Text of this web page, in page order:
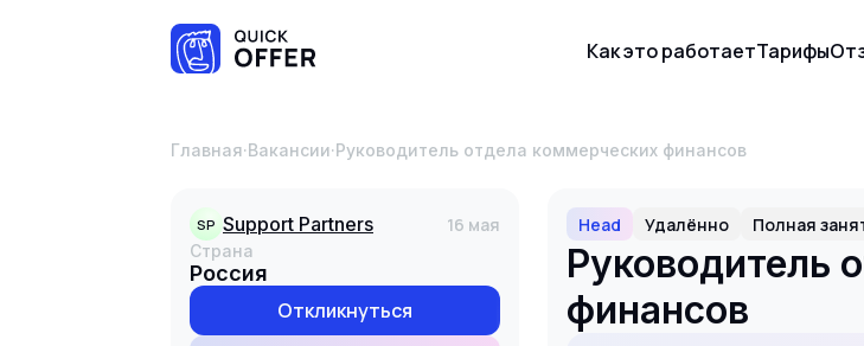
Как это работаетТарифы
Главная·Вакансии· Руководитель отдела коммерческих финансов
SP Support Partners 16 мая
Страна
Россия
Откликнуться
Head Удалённо Полная
Руководитель
финансов